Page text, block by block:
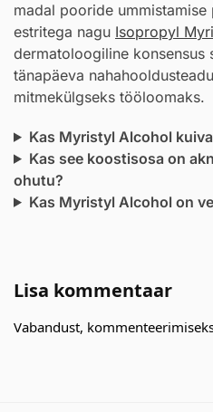
madal pooride
estritega nagu Isopropyl
dermatoloogiline konsensus
tänapäeva
mitmekülgseks tööloomaks.
Kas Myristyl Alcohol
Kas see koostisosa on
ohutu?
Kas Myristyl Alcohol on
Lisa kommentaar
Vabandust,